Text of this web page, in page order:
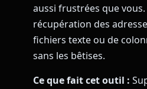
aussi frustrées que
récupération des
fichiers texte ou de
sans les bêtises.
Ce que fait cet outil :